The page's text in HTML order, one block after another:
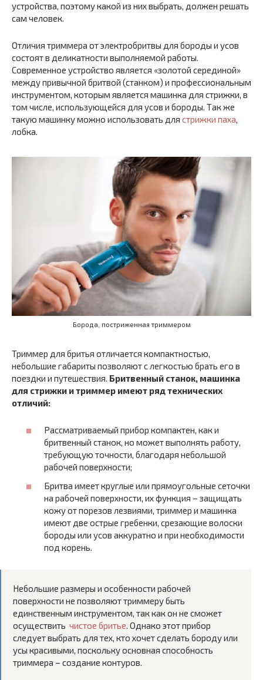
устройства, поэтому какой из них выбрать, должен решать
сам человек.
Отличия триммера от электробритвы для бороды и усов
состоят в деликатности выполняемой работы.
Современное устройство является «золотой серединой»
между привычной бритвой (станком) и профессиональным
инструментом, которым является машинка для стрижки, в
том числе, использующейся для усов и бороды. Так же
такую машинку можно использовать для стрижки паха
лобка.
Борода, постриженная триммером
Триммер для бритья отличается компактностью,
небольшие габариты позволяют с легкостью брать его в
поездки и путешествия. Бритвенный станок, машинка
для стрижки и триммер имеют ряд технических
отличий:
Рассматриваемый прибор компактен, как и
бритвенный станок, но может выполнять работу,
требующую точности, благодаря небольшой
рабочей поверхности;
Бритва имеет круглые или прямоугольные сеточки
на рабочей поверхности, их функция – защищать
кожу от порезов лезвиями, триммер и машинка
имеют две острые гребенки, срезающие волоски
бороды или усов аккуратно и при необходимости
под корень.
Небольшие размеры и особенности рабочей
поверхности не позволяют триммеру быть
единственным инструментом, так как он не сможет
осуществить чистое бритье . Однако этот прибор
следует выбрать для тех, кто хочет сделать бороду или
усы красивыми, поскольку основная способность
триммера – создание контуров.